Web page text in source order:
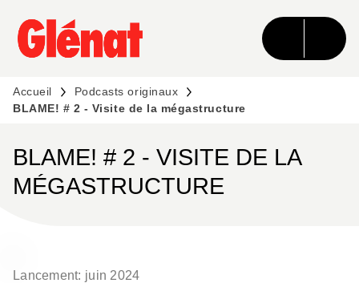
MENU RECHERCHE CONTENU
PIED DE PAGE
Accueil
Podcasts originaux
BLAME! # 2 - Visite de la mégastructure
BLAME! # 2 - VISITE DE LA
MÉGASTRUCTURE
Lancement: juin 2024